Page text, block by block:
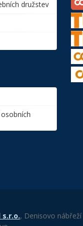
družstev
s.r.o., Denisovo